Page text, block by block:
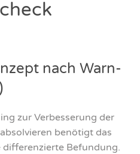
nach Warn­
zur Ver­bes­se­rung der
benö­tigt das
Befun­dung.